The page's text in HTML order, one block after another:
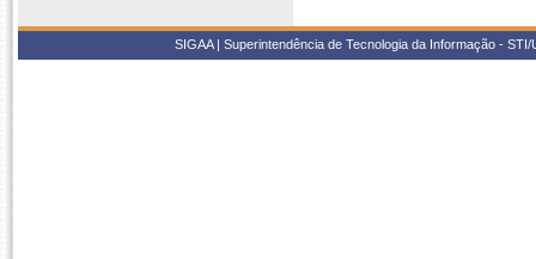
SIGAA | Superintendência de Tecnologia da Informação -